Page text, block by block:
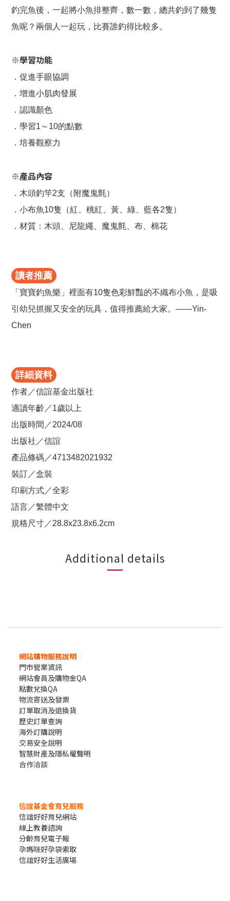
釣完魚後，一起將小魚排整齊，數一數，總共釣到了幾隻
魚呢？兩個人一起玩，比賽誰釣得比較多。
※學習功能
．促進手眼協調
．增進小肌肉發展
．認識顏色
．學習1～10的點數
．培養觀察力
※產品內容
．木頭釣竿2支（附魔鬼氈）
．小布魚10隻（紅、桃紅、黃、綠、藍各2隻）
．材質：木頭、尼龍繩、魔鬼氈、布、棉花
讀者推薦
「寶寶釣魚樂」裡面有10隻色彩鮮豔的不織布小魚，是吸
引幼兒抓握又安全的玩具，值得推薦給大家。——Yin-
Chen
詳細資料
作者／信誼基金出版社
適讀年齡／1歲以上
出版時間／2024/08
出版社／信誼
產品條碼／4713482021932
裝訂／盒裝
印刷方式／全彩
語言／繁體中文
規格尺寸／28.8x23.8x6.2cm
Additional details
網站購物服務說明
門市營業資訊
網站會員及購物金QA
點數兌換QA
物流寄送及發票
訂單取消及退換貨
歷史訂單查詢
海外訂購說明
交易安全說明
智慧財產及隱私權聲明
合作洽談
信誼基金會育兒服務
信誼好好育兒網站
線上教養諮詢
分齡育兒電子報
孕媽咪好孕袋索取
信誼好好生活廣場